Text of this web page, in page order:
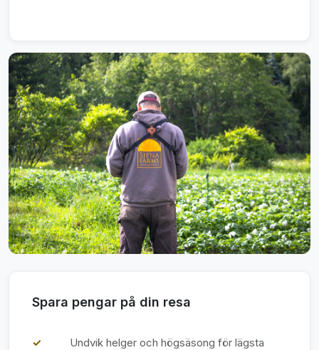
Spara pengar på din resa
✓
Undvik helger och högsäsong för lägsta